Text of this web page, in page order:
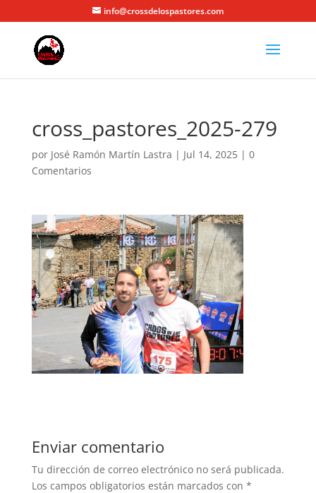
info@crossdelospastores.com
cross_pastores_2025-279
por José Ramón Martín Lastra | Jul 14, 2025| 0
Comentarios
Enviar comentario
Tu dirección de correo electrónico no será publicada.
Los campos obligatorios están marcados con *